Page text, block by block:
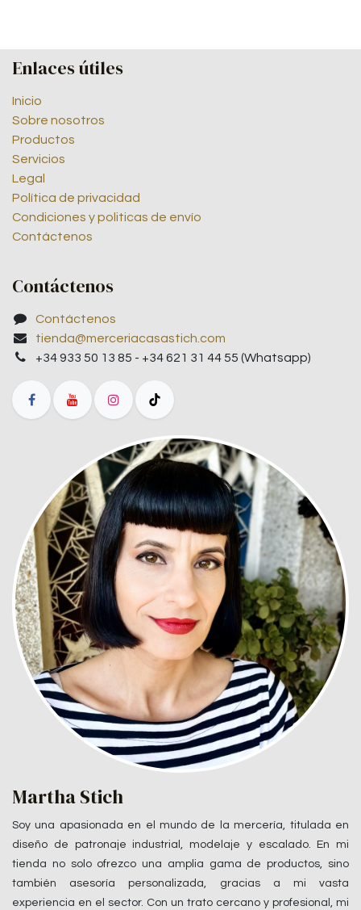
Enlaces útiles
Inicio
Sobre nosotros
Productos
Servicios
Legal
Política de privacidad
Condiciones y politicas de envío
Contáctenos
Contáctenos
Contáctenos
tienda@merceriacasastich.com
+34 933 50 13 85 - +34 621 31 44 55 (Whatsapp)
Martha Stich
Soy una apasionada en el mundo de la mercería, titulada en
diseño de patronaje industrial, modelaje y escalado. En mi
tienda no solo ofrezco una amplia gama de productos, sino
también asesoría personalizada, gracias a mi vasta
experiencia en el sector. Con un trato cercano y profesional, mi